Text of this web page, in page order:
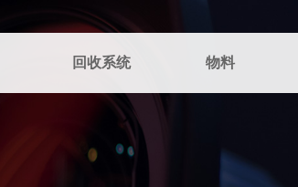
回收系统 物料